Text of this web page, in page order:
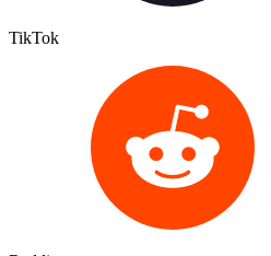
TikTok